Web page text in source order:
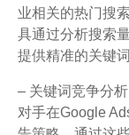
业相关的热门搜
具通过分析搜索
提供精准的关键词
– 关键词竞争分
对手在Google